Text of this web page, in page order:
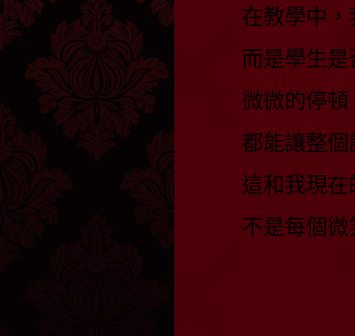
在教學中
而是學生
微微的停
都能讓整
這和我現
不是每個